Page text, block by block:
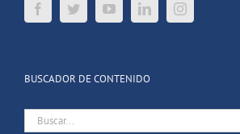
BUSCADOR DE CONTENIDO
Buscar: